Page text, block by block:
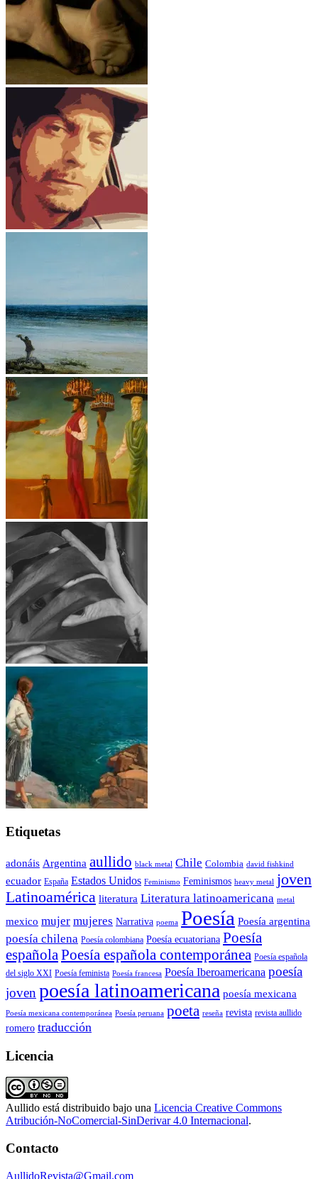
Etiquetas
adonáis Argentina aullido black metal Chile Colombia david fishkind
ecuador España Estados Unidos Feminismo Feminismos heavy metal joven
Latinoamérica literatura Literatura latinoamericana metal
mexico mujer mujeres Narrativa poema Poesía Poesía argentina
poesía chilena Poesía colombiana Poesía ecuatoriana Poesía
española Poesía española contemporánea Poesía española
del siglo XXI Poesía feminista Poesía francesa Poesía Iberoamericana poesía
joven poesía latinoamericana poesía mexicana
Poesía mexicana contemporánea Poesía peruana poeta reseña revista revista aullido
romero traducción
Licencia
Aullido está distribuido bajo una Licencia Creative Commons
Atribución-NoComercial-SinDerivar 4.0 Internacional.
Contacto
AullidoRevista@Gmail.com